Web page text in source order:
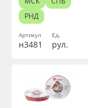
Артикул
н3481
Ед.
рул.
РНД